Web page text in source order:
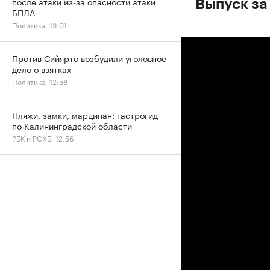
Выпуск
БПЛА
Политика, 13:01
Против Сийярто возбудили уголовное
дело о взятках
Политика, 12:58
Пляжи, замки, марципан: гастрогид
по Калининградской области
РБК и РСХБ, 12:56